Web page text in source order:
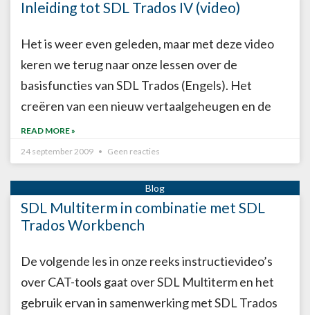
Inleiding tot SDL Trados IV (video)
Het is weer even geleden, maar met deze video
keren we terug naar onze lessen over de
basisfuncties van SDL Trados (Engels). Het
creëren van een nieuw vertaalgeheugen en de
READ MORE »
24 september 2009
Geen reacties
SDL Multiterm in combinatie met SDL
Trados Workbench
De volgende les in onze reeks instructievideo’s
over CAT-tools gaat over SDL Multiterm en het
gebruik ervan in samenwerking met SDL Trados